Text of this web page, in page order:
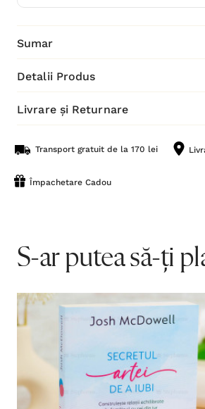
Sumar
Detalii Produs
Livrare și Returnare
Transport gratuit de la 170 lei
Împachetare Cadou
S-ar putea să-ți